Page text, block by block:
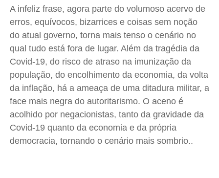
A infeliz frase, agora parte do volumoso acervo de
erros, equívocos, bizarrices e coisas sem noção
do atual governo, torna mais tenso o cenário no
qual tudo está fora de lugar. Além da tragédia da
Covid-19, do risco de atraso na imunização da
população, do encolhimento da economia, da volta
da inflação, há a ameaça de uma ditadura militar, a
face mais negra do autoritarismo. O aceno é
acolhido por negacionistas, tanto da gravidade da
Covid-19 quanto da economia e da própria
democracia, tornando o cenário mais sombrio..